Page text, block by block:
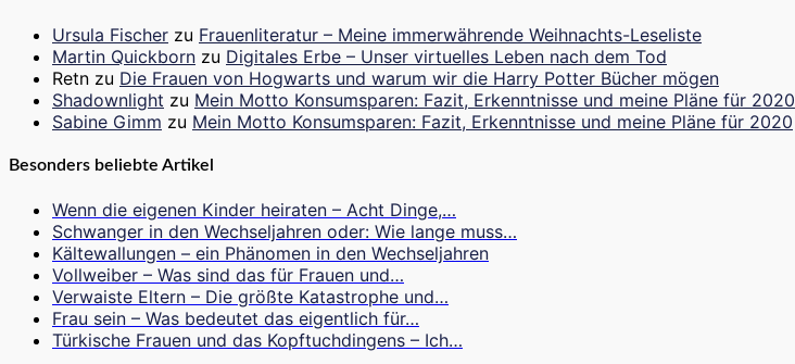
Ursula Fischer zu Frauenliteratur – Meine immerwährende Weihnachts-Leseliste
Martin Quickborn zu Digitales Erbe – Unser virtuelles Leben nach dem Tod
Retn zu Die Frauen von Hogwarts und warum wir die Harry Potter Bücher mögen
Shadownlight zu Mein Motto Konsumsparen: Fazit, Erkenntnisse und meine Pläne für 2020
Sabine Gimm zu Mein Motto Konsumsparen: Fazit, Erkenntnisse und meine Pläne für 2020
Besonders beliebte Artikel
Wenn die eigenen Kinder heiraten – Acht Dinge,…
Schwanger in den Wechseljahren oder: Wie lange muss…
Kältewallungen – ein Phänomen in den Wechseljahren
Vollweiber – Was sind das für Frauen und…
Verwaiste Eltern – Die größte Katastrophe und…
Frau sein – Was bedeutet das eigentlich für…
Türkische Frauen und das Kopftuchdingens – Ich…